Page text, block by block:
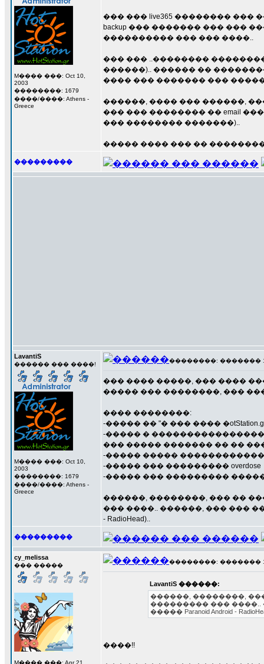
M���� ���: Oct 10,
2003
��������: 1679
����/����: Athens -
Greece
��� ��� live365 ��������
backup ��� ������� ��� ���
���������� ��� ��� ����..
��� ��� ..��������
������).. ������ ��
���� ��� ������� ���
������, ���� ��� ������,
��� ��� �������� �� email
��� �������� �������)..
����� ���� ��� ��
���������
LavantiS
������ ��� ����!
M���� ���: Oct 10,
2003
��������: 1679
����/����: Athens -
Greece
��������: ������� 13
��� ���� �����, ��� ����
����� ��� ��������, ��� ���
���� ��������:
-����� �� "� ��� ����
-����� � ����������������
��� ����� ������� �� ��
-����� �����
-����� ��� ��������� overdose
-����� ��� ���������
������, ��������, ��� ��
��� ����.. ������, ��� ��� ���
- RadioHead)..
���������
cy_melissa
��� �����
M���� ���: Apr 21,
��������: ������� 13
LavantiS ������:
������, ��������,
��������� ��� ����..
����� Paranoid Android -
����!!